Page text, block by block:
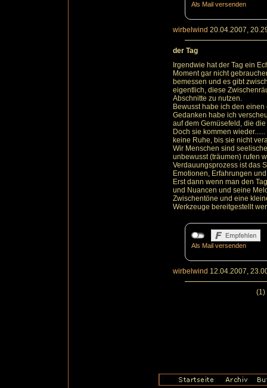
Als Mail versenden
wirbelwind 20.04.2007,
der Tag
Irgendwie hat der Tag ein
Moment gar nicht
bemessen und es gibt
eigentlich, diese
Abschnitte zu nutzen.
Bewusst habe ich den
Gedanken habe ich
auf dem Gemüsefeld, die
Doch sie kommen
keine Ruhe, bis sie nicht
Wir Menschen sind
unbewusst (träumen) rufen
Verdauungsprozess ist das
Emotionen, Erfahrungen
Erst dann wenn man den
und Nuancen und seine
Zwischentöne und eine
Werkzeuge bereitgestellt
Als Mail versenden
wirbelwind 12.04.2007,
(1)